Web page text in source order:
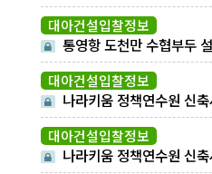
대아건설입찰정보
통영항 도천만 수협부두
공사
대아건설입찰정보
나라키움 정책연수원 신
대아건설입찰정보
나라키움 정책연수원 신